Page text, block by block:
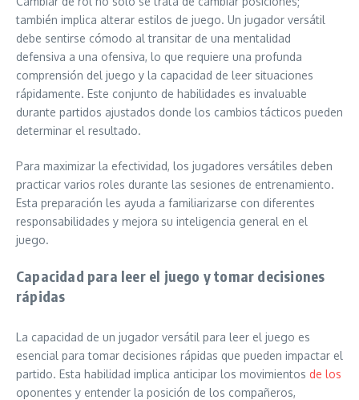
también implica alterar estilos de juego. Un jugador versátil
debe sentirse cómodo al transitar de una mentalidad
defensiva a una ofensiva, lo que requiere una profunda
comprensión del juego y la capacidad de leer situaciones
rápidamente. Este conjunto de habilidades es invaluable
durante partidos ajustados donde los cambios tácticos pueden
determinar el resultado.
Para maximizar la efectividad, los jugadores versátiles deben
practicar varios roles durante las sesiones de entrenamiento.
Esta preparación les ayuda a familiarizarse con diferentes
responsabilidades y mejora su inteligencia general en el
juego.
Capacidad para leer el juego y tomar decisiones
rápidas
La capacidad de un jugador versátil para leer el juego es
esencial para tomar decisiones rápidas que pueden impactar el
partido. Esta habilidad implica anticipar los movimientos de los
oponentes y entender la posición de los compañeros,